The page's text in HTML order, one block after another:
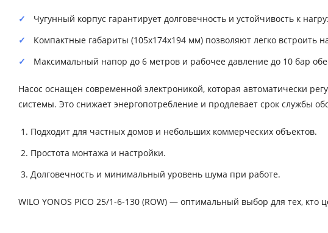
Чугунный корпус гарантирует долговечность и устойчивость к
Компактные габариты (105x174x194 мм) позволяют легко встроить
Максимальный напор до 6 метров и рабочее давление до 10 бар
Насос оснащен современной электроникой, которая автоматически
системы. Это снижает энергопотребление и продлевает срок службы
Подходит для частных домов и небольших коммерческих объектов.
Простота монтажа и настройки.
Долговечность и минимальный уровень шума при работе.
WILO YONOS PICO 25/1-6-130 (ROW) — оптимальный выбор для тех, кто